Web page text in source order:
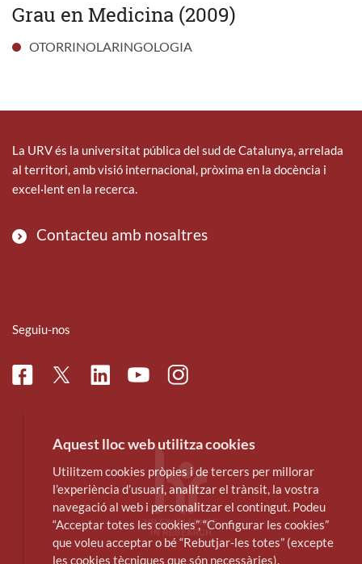
Grau en Medicina (2009)
OTORRINOLARINGOLOGIA
La URV és la universitat pública del sud de Catalunya, arrelada
al territori, amb visió internacional, pròxima en la docència i
excel·lent en la recerca.
Contacteu amb nosaltres
Seguiu-nos
FacebookTwitterLinkedinYoutubeInstagram
Aquest lloc web utilitza cookies
Utilitzem cookies pròpies i de tercers per millorar
l’experiència d’usuari, analitzar el trànsit, la vostra
navegació al web i personalitzar el contingut. Podeu
“Acceptar totes les cookies”, “Configurar les cookies”
que voleu acceptar o bé “Rebutjar-les totes” (excepte
les cookies tècniques que són necessàries).